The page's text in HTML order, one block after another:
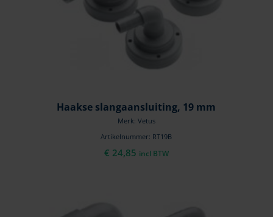
Haakse slangaansluiting, 19 mm
Merk: Vetus
Artikelnummer: RT19B
€ 24,85 incl BTW